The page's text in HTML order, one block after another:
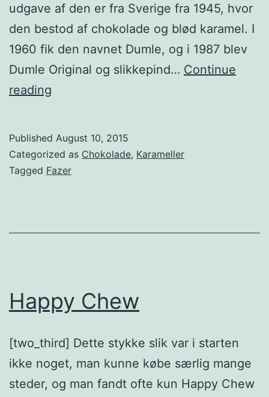
udgave af den er fra Sverige fra 1945, hvor
den bestod af chokolade og blød karamel. I
1960 fik den navnet Dumle, og i 1987 blev
Dumle Original og slikkepind… Continue
reading
Published August 10, 2015
Categorized as Chokolade, Karameller
Tagged Fazer
Happy Chew
[two_third] Dette stykke slik var i starten
ikke noget, man kunne købe særlig mange
steder, og man fandt ofte kun Happy Chew